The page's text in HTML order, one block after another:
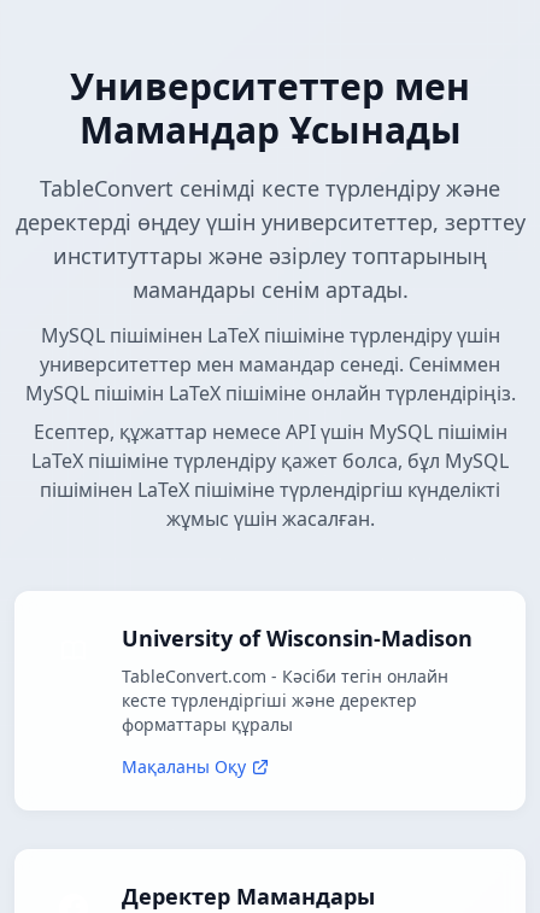
Университеттер мен
Мамандар Ұсынады
TableConvert сенімді кесте түрлендіру және
деректерді өңдеу үшін университеттер, зерттеу
институттары және әзірлеу топтарының
мамандары сенім артады.
MySQL пішімінен LaTeX пішіміне түрлендіру үшін
университеттер мен мамандар сенеді. Сеніммен
MySQL пішімін LaTeX пішіміне онлайн түрлендіріңіз.
Есептер, құжаттар немесе API үшін MySQL пішімін
LaTeX пішіміне түрлендіру қажет болса, бұл MySQL
пішімінен LaTeX пішіміне түрлендіргіш күнделікті
жұмыс үшін жасалған.
University of Wisconsin-Madison
TableConvert.com - Кәсіби тегін онлайн
кесте түрлендіргіші және деректер
форматтары құралы
Мақаланы Оқу
Деректер Мамандары